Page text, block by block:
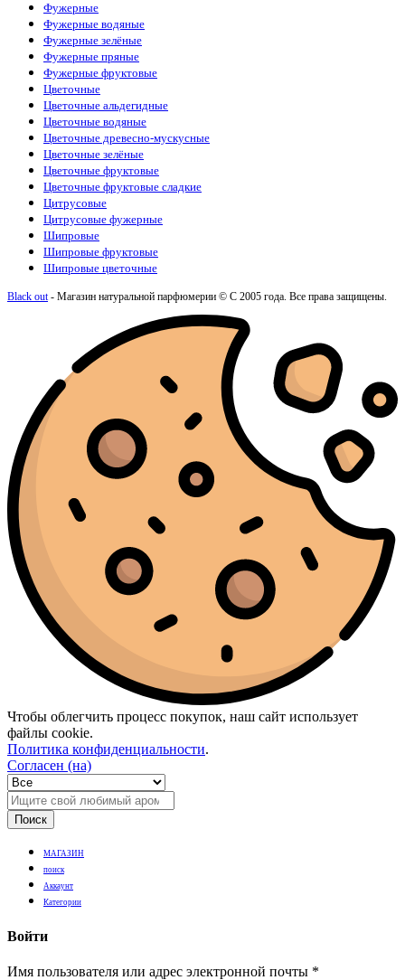
Фужерные
Фужерные водяные
Фужерные зелёные
Фужерные пряные
Фужерные фруктовые
Цветочные
Цветочные альдегидные
Цветочные водяные
Цветочные древесно-мускусные
Цветочные зелёные
Цветочные фруктовые
Цветочные фруктовые сладкие
Цитрусовые
Цитрусовые фужерные
Шипровые
Шипровые фруктовые
Шипровые цветочные
Black out- Магазин натуральной парфюмерии © С 2005 года. Все права защищены.
Чтобы облегчить процесс покупок, наш сайт использует
файлы cookie.
Политика конфиденциальности.
Согласен (на)
Поиск
МАГАЗИН
поиск
Аккаунт
Категории
Войти
Имя пользователя или адрес электронной почты *